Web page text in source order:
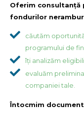
Oferim consultanță
fondurilor
căutăm
programului de
îți analizăm
evaluăm
companiei tale.
Întocmim